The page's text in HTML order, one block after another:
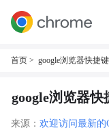
首页 > google浏览器快捷
google浏览器
来源： 欢迎访问最新的